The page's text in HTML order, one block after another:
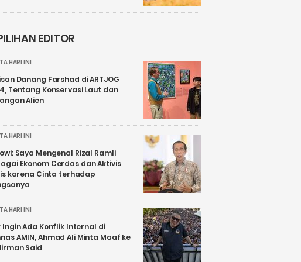
EDITOR
HARI INI
Danang Farshad di ARTJOG
Tentang Konservasi Laut dan
Alien
HARI INI
Saya Mengenal Rizal Ramli
Ekonom Cerdas dan Aktivis
karena Cinta terhadap
HARI INI
Ingin Ada Konflik Internal di
AMIN, Ahmad Ali Minta Maaf ke
Said